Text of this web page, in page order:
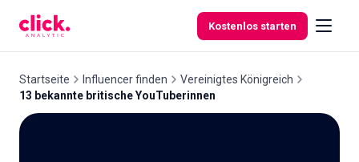
Kostenlos starten
Startseite Influencer finden
Vereinigtes Königreich
13 bekannte britische YouTuberinnen